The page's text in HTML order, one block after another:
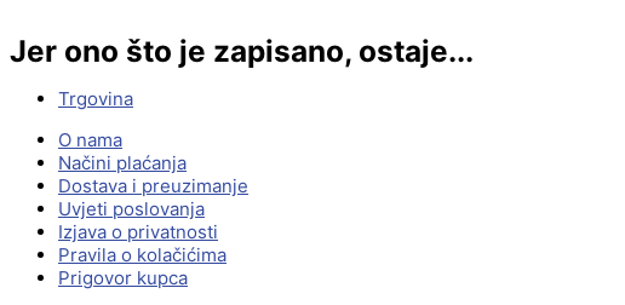
Jer ono što je zapisano, ostaje...
Trgovina
O nama
Načini plaćanja
Dostava i preuzimanje
Uvjeti poslovanja
Izjava o privatnosti
Pravila o kolačićima
Prigovor kupca